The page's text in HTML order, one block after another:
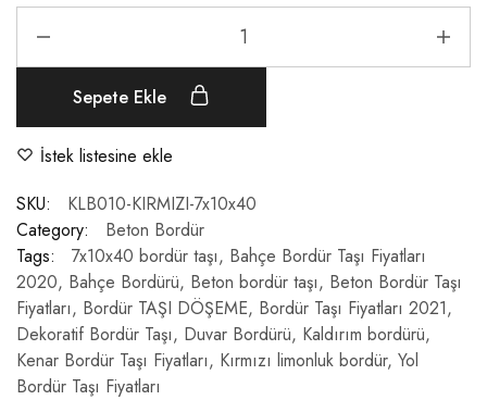
Sepete Ekle
İstek listesine ekle
SKU:
KLB010-KIRMIZI-7x10x40
Category:
Beton Bordür
Tags:
7x10x40 bordür taşı, Bahçe Bordür Taşı Fiyatları
2020, Bahçe Bordürü, Beton bordür taşı, Beton Bordür Taşı
Fiyatları, Bordür TAŞI DÖŞEME, Bordür Taşı Fiyatları 2021,
Dekoratif Bordür Taşı, Duvar Bordürü, Kaldırım bordürü,
Kenar Bordür Taşı Fiyatları, Kırmızı limonluk bordür, Yol
Bordür Taşı Fiyatları